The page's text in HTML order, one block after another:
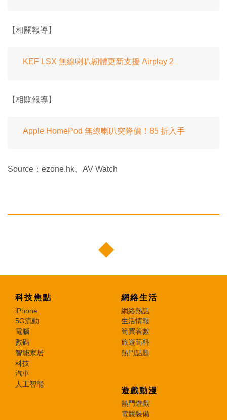
【相關報導】
KEF LSX 無線喇叭韌體更新支援 Airplay 2
【相關報導】
Apple HomePod 無線喇叭突降價！85 折入手
Source：ezone.hk、AV Watch
科技焦點
iPhone
5G流動
電腦
數碼
智能家居
科技
汽車
人工智能
網絡生活
網絡熱話
生活情報
筍買着數
旅遊筍料
熱門話題
遊戲動漫
熱門遊戲
電競裝備